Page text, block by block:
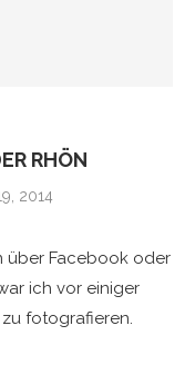
RHÖN
2014
über Facebook oder
ich vor einiger
fotografieren.